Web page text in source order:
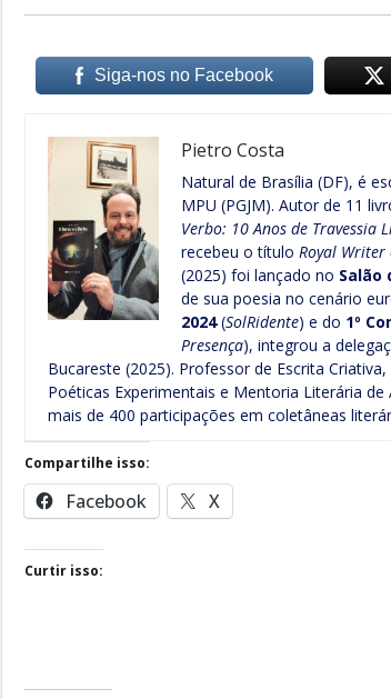
Siga-nos no Facebook
Pietro Costa
Natural de Brasília (DF), é
MPU (PGJM). Autor de 11
Verbo: 10 Anos de Travessia
recebeu o título Royal Writer
(2025) foi lançado no Salão
de sua poesia no cenário
2024(SolRidente) e do 1º
Presença), integrou a
Bucareste (2025). Professor de Escrita
Poéticas Experimentais e Mentoria Literária
mais de 400 participações em coletâneas
Compartilhe isso:
Facebook X
Curtir isso: